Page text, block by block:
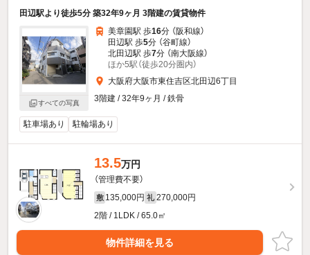
田辺駅より徒歩5分 築32年9ヶ月 3階建の賃貸物件
すべての写真
美章園駅 歩16分 （阪和線）
田辺駅 歩5分 （谷町線）
北田辺駅 歩7分 （南大阪線）
ほか5駅（徒歩20分圏内）
大阪府大阪市東住吉区北田辺6丁目
3階建 / 32年9ヶ月 / 鉄骨
駐車場あり 駐輪場あり
13.5万円
（管理費不要）
敷 135,000円 礼 270,000円
2階 / 1LDK / 65.0㎡
物件詳細を見る